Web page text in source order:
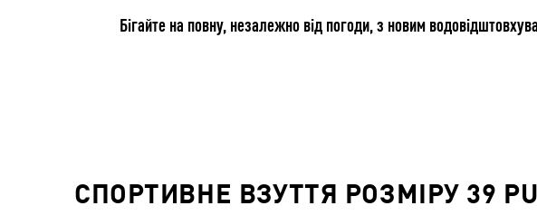
Бігайте на повну, незалежно від погоди, з новим
СПОРТИВНЕ ВЗУТТЯ РОЗМІРУ 39